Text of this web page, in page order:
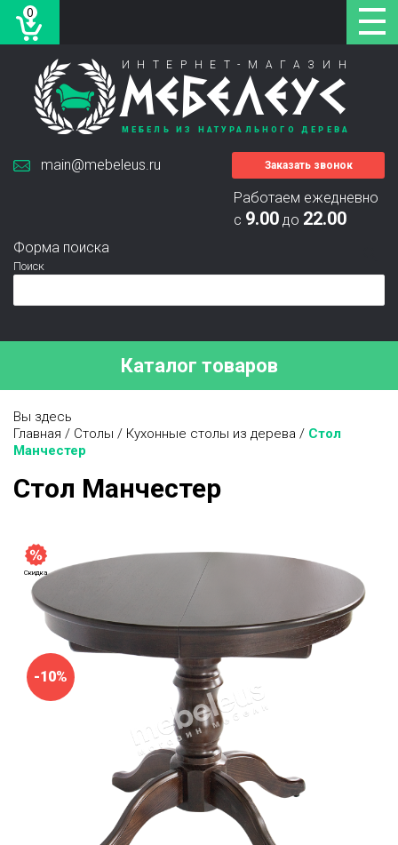
0
ИНТЕРНЕТ-МАГАЗИН
МЕБЕЛЕУС
МЕБЕЛЬ ИЗ НАТУРАЛЬНОГО ДЕРЕВА
Работаем ежедневно
с 9.00 до 22.00
Форма поиска
Поиск
main@mebeleus.ru Заказать звонок
Каталог товаров
Вы здесь
Главная / Столы / Кухонные столы из дерева / Стол
Манчестер
Стол Манчестер
Скидка
-10%